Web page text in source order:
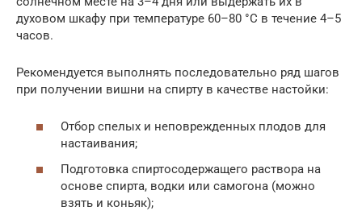
духовом шкафу при температуре 60–80 °C в течение 4–5
часов.
Рекомендуется выполнять последовательно ряд шагов
при получении вишни на спирту в качестве настойки:
Отбор спелых и неповрежденных плодов для
настаивания;
Подготовка спиртосодержащего раствора на
основе спирта, водки или самогона (можно
взять и коньяк);